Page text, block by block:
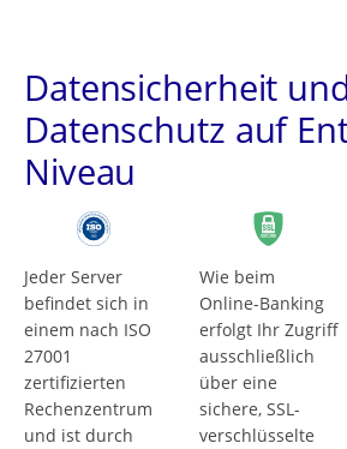
Datensicherheit
Datenschutz auf
Niveau
Jeder Server
befindet sich in
einem nach ISO
27001
zertifizierten
Rechenzentrum
und ist durch
Wie beim
Online-Banking
erfolgt Ihr Zugriff
ausschließlich
über eine
sichere, SSL-
verschlüsselte